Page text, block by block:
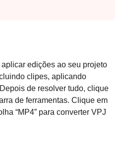
edições ao seu projeto
clipes, aplicando
de resolver tudo, clique
de ferramentas. Clique em
“MP4” para converter VPJ